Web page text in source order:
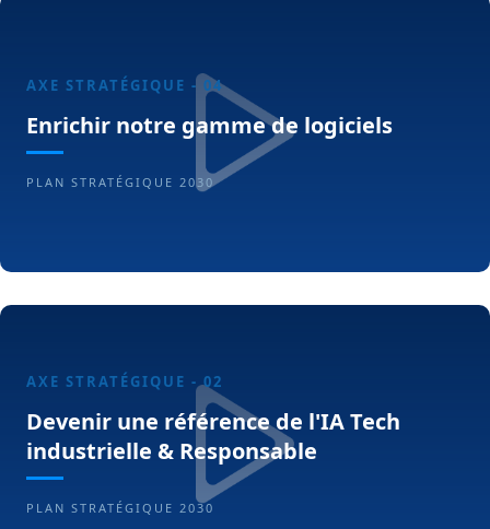
AXE STRATÉGIQUE - 04
Enrichir notre gamme de logiciels
PLAN STRATÉGIQUE 2030
AXE STRATÉGIQUE - 02
Devenir une référence de l'IA Tech
industrielle & Responsable
PLAN STRATÉGIQUE 2030